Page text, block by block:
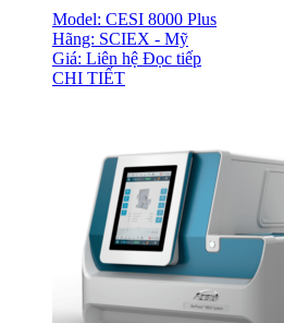
Model: CESI 8000 Plus
Hãng: SCIEX - Mỹ
Giá: Liên hệ Đọc tiếp
CHI TIẾT